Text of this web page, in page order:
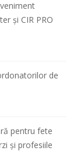
și CIR PRO
de
pentru fete
și profesiile